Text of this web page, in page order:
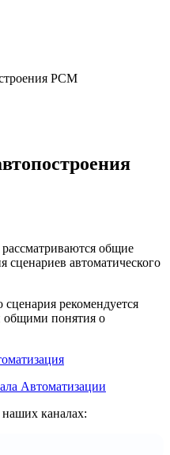
РСМ
общие
автоматического
рекомендуется
общими понятия о
Автоматизации
каналах: